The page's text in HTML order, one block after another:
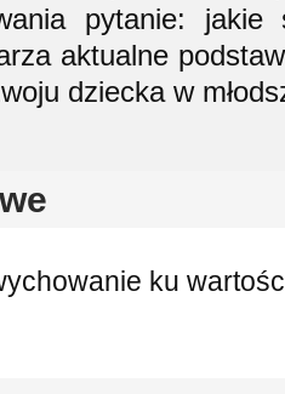
pytanie: jakie
aktualne
dziecka w
ku